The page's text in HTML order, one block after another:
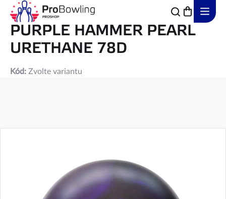
Přejít
obsah
PURPLE HAMMER PEARL
URETHANE 78D
Kód: Zvolte variantu